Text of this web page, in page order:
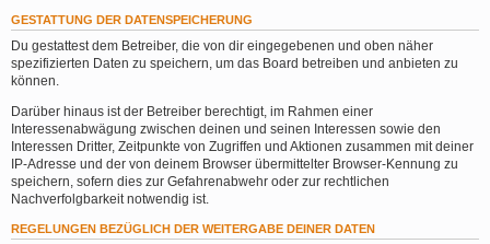
GESTATTUNG DER DATENSPEICHERUNG
Du gestattest dem Betreiber, die von dir eingegebenen und oben näher
spezifizierten Daten zu speichern, um das Board betreiben und anbieten zu
können.
Darüber hinaus ist der Betreiber berechtigt, im Rahmen einer
Interessenabwägung zwischen deinen und seinen Interessen sowie den
Interessen Dritter, Zeitpunkte von Zugriffen und Aktionen zusammen mit deiner
IP-Adresse und der von deinem Browser übermittelter Browser-Kennung zu
speichern, sofern dies zur Gefahrenabwehr oder zur rechtlichen
Nachverfolgbarkeit notwendig ist.
REGELUNGEN BEZÜGLICH DER WEITERGABE DEINER DATEN